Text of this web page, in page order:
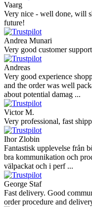
Vaarg
Very nice - well done, will
future!
Andrea Munari
Very good customer
Andreas
Very good experience
and the order was well
about potential damag ...
Victor M.
Very professional, fast
Ihor Zlobin
Fantastisk upplevelse från
bra kommunikation och
välpackat och i perf ...
George Staf
Fast delivery. Good
order procedure and